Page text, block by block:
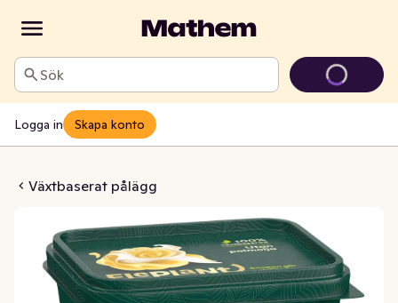
Sök
Logga in Skapa konto
Växtbaserat pålägg
75% Laktosfri